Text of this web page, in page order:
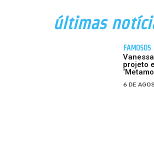
últimas
FAMOSOS
projeto
6 DE